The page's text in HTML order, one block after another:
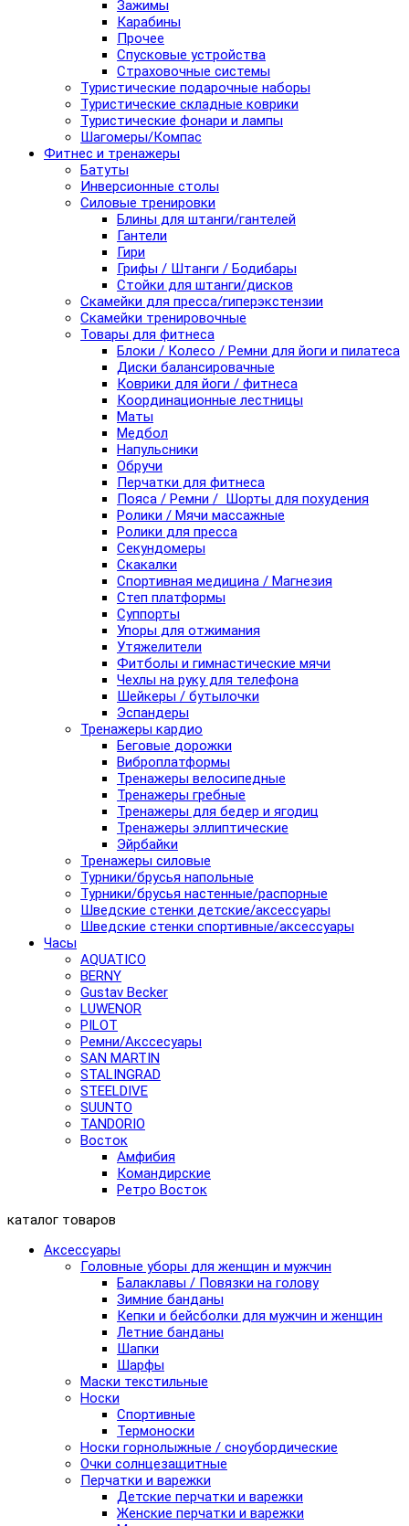
Зажимы
Карабины
Прочее
Спусковые устройства
Страховочные системы
Туристические подарочные наборы
Туристические складные коврики
Туристические фонари и лампы
Шагомеры/Компас
Фитнес и тренажеры
Батуты
Инверсионные столы
Силовые тренировки
Блины для штанги/гантелей
Гантели
Гири
Грифы / Штанги / Бодибары
Стойки для штанги/дисков
Скамейки для пресса/гиперэкстензии
Скамейки тренировочные
Товары для фитнеса
Блоки / Колесо / Ремни для йоги и пилатеса
Диски балансировачные
Коврики для йоги / фитнеса
Координационные лестницы
Маты
Медбол
Напульсники
Обручи
Перчатки для фитнеса
Пояса / Ремни / Шорты для похудения
Ролики / Мячи массажные
Ролики для пресса
Секундомеры
Скакалки
Спортивная медицина / Магнезия
Степ платформы
Суппорты
Упоры для отжимания
Утяжелители
Фитболы и гимнастические мячи
Чехлы на руку для телефона
Шейкеры / бутылочки
Эспандеры
Тренажеры кардио
Беговые дорожки
Виброплатформы
Тренажеры велосипедные
Тренажеры гребные
Тренажеры для бедер и ягодиц
Тренажеры эллиптические
Эйрбайки
Тренажеры силовые
Турники/брусья напольные
Турники/брусья настенные/распорные
Шведские стенки детские/аксессуары
Шведские стенки спортивные/аксессуары
Часы
AQUATICO
BERNY
Gustav Becker
LUWENOR
PILOT
Pемни/Акссесуары
SAN MARTIN
STALINGRAD
STEELDIVE
SUUNTO
TANDORIO
Восток
Амфибия
Командирские
Ретро Восток
каталог товаров
Аксессуары
Головные уборы для женщин и мужчин
Балаклавы / Повязки на голову
Зимние банданы
Кепки и бейсболки для мужчин и женщин
Летние банданы
Шапки
Шарфы
Маски текстильные
Носки
Спортивные
Термоноски
Носки горнолыжные / сноубордические
Очки солнцезащитные
Перчатки и варежки
Детские перчатки и варежки
Женские перчатки и варежки